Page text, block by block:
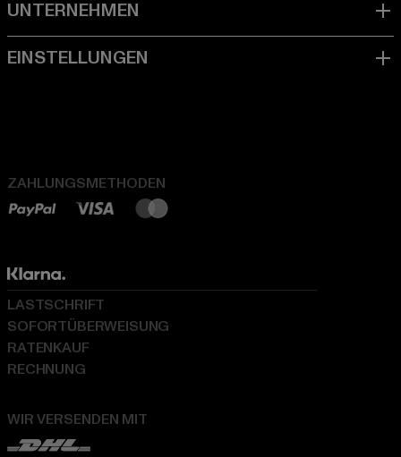
ZAHLUNGSMETHODEN
WIR VERSENDEN MIT
LASTSCHRIFT
SOFORTÜBERWEISUNG
RATENKAUF
RECHNUNG